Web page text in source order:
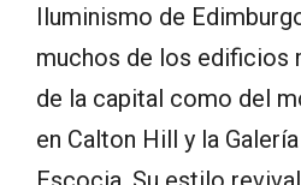
Iluminismo de
muchos de los edificios
de la capital como del
en Calton Hill y la